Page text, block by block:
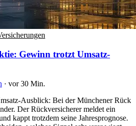
Gewinn trotzt Umsatz-
· vor 30 Min.
Ausblick: Bei der Münchener Rück
Der Rückversicherer meldet ein
kappt trotzdem seine Jahresprognose.